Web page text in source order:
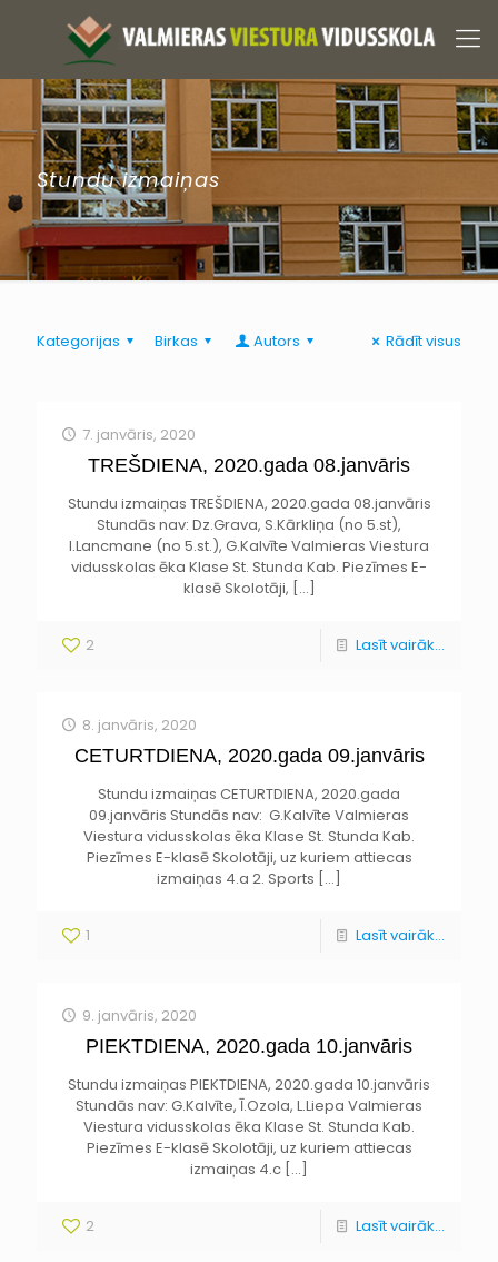
Stundu izmaiņas
Kategorijas Birkas Autors Rādīt visus
7. janvāris, 2020
TREŠDIENA, 2020.gada 08.janvāris
Stundu izmaiņas TREŠDIENA, 2020.gada 08.janvāris
Stundās nav: Dz.Grava, S.Kārkliņa (no 5.st),
I.Lancmane (no 5.st.), G.Kalvīte Valmieras Viestura
vidusskolas ēka Klase St. Stunda Kab. Piezīmes E-
klasē Skolotāji, […]
2 Lasīt vairāk...
8. janvāris, 2020
CETURTDIENA, 2020.gada 09.janvāris
Stundu izmaiņas CETURTDIENA, 2020.gada
09.janvāris Stundās nav: G.Kalvīte Valmieras
Viestura vidusskolas ēka Klase St. Stunda Kab.
Piezīmes E-klasē Skolotāji, uz kuriem attiecas
izmaiņas 4.a 2. Sports […]
1 Lasīt vairāk...
9. janvāris, 2020
PIEKTDIENA, 2020.gada 10.janvāris
Stundu izmaiņas PIEKTDIENA, 2020.gada 10.janvāris
Stundās nav: G.Kalvīte, Ī.Ozola, L.Liepa Valmieras
Viestura vidusskolas ēka Klase St. Stunda Kab.
Piezīmes E-klasē Skolotāji, uz kuriem attiecas
izmaiņas 4.c […]
2 Lasīt vairāk...